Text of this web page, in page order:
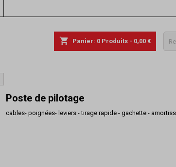
shopping_cart Panier: 0 Produits - 0,00 €
Poste de pilotage
cables- poignées- leviers - tirage rapide - gachette -